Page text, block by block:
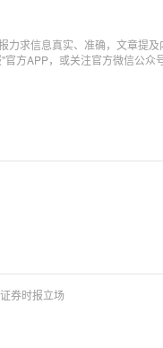
力求信息真实、准确，文章提
官方APP，或关注官方微信公
券时报立场